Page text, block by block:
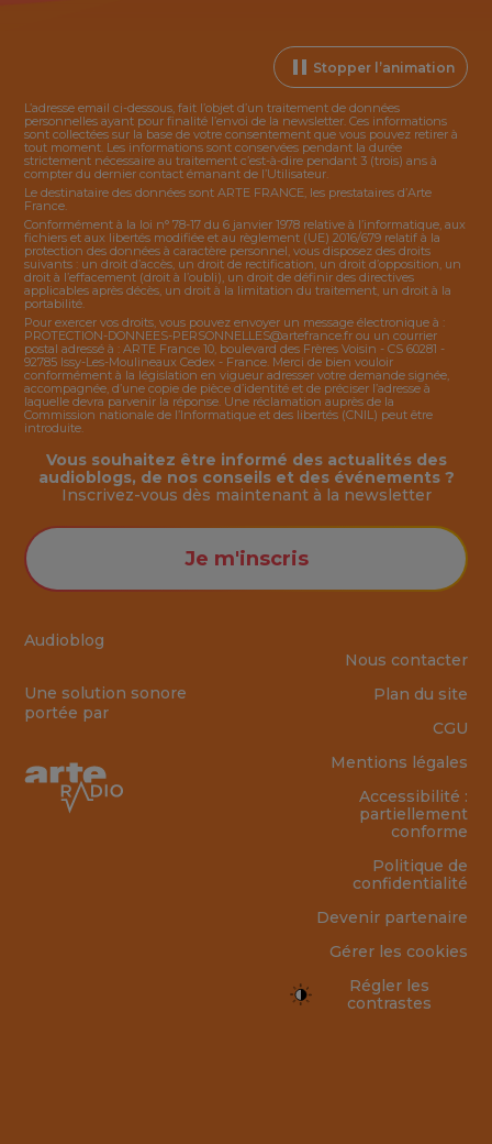
Stopper l’animation
L’adresse email ci-dessous, fait l’objet d’un traitement de données
personnelles ayant pour finalité l’envoi de la newsletter. Ces informations
sont collectées sur la base de votre consentement que vous pouvez retirer à
tout moment. Les informations sont conservées pendant la durée
strictement nécessaire au traitement c’est-à-dire pendant 3 (trois) ans à
compter du dernier contact émanant de l’Utilisateur.
Le destinataire des données sont ARTE FRANCE, les prestataires d’Arte
France.
Conformément à la loi n° 78-17 du 6 janvier 1978 relative à l’informatique, aux
fichiers et aux libertés modifiée et au règlement (UE) 2016/679 relatif à la
protection des données à caractère personnel, vous disposez des droits
suivants : un droit d’accès, un droit de rectification, un droit d’opposition, un
droit à l’effacement (droit à l’oubli), un droit de définir des directives
applicables après décès, un droit à la limitation du traitement, un droit à la
portabilité.
Pour exercer vos droits, vous pouvez envoyer un message électronique à :
PROTECTION-DONNEES-PERSONNELLES@artefrance.fr ou un courrier
postal adressé à : ARTE France 10, boulevard des Frères Voisin - CS 60281 -
92785 Issy-Les-Moulineaux Cedex - France. Merci de bien vouloir
conformément à la législation en vigueur adresser votre demande signée,
accompagnée, d’une copie de pièce d’identité et de préciser l’adresse à
laquelle devra parvenir la réponse. Une réclamation auprès de la
Commission nationale de l’Informatique et des libertés (CNIL) peut être
introduite.
Audioblog
Une solution sonore
portée par
Vous souhaitez être informé des actualités des
audioblogs, de nos conseils et des événements ?
Inscrivez-vous dès maintenant à la newsletter
Je m'inscris
Nous contacter
Plan du site
CGU
Mentions légales
Accessibilité :
partiellement
conforme
Politique de
confidentialité
Devenir partenaire
Gérer les cookies
Régler les
contrastes